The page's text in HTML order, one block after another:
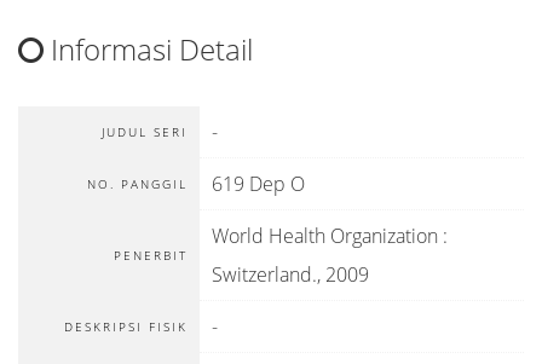
Informasi Detail
JUDUL SERI -
NO. PANGGIL 619 Dep O
PENERBIT
World Health Organization :
Switzerland., 2009
DESKRIPSI FISIK -